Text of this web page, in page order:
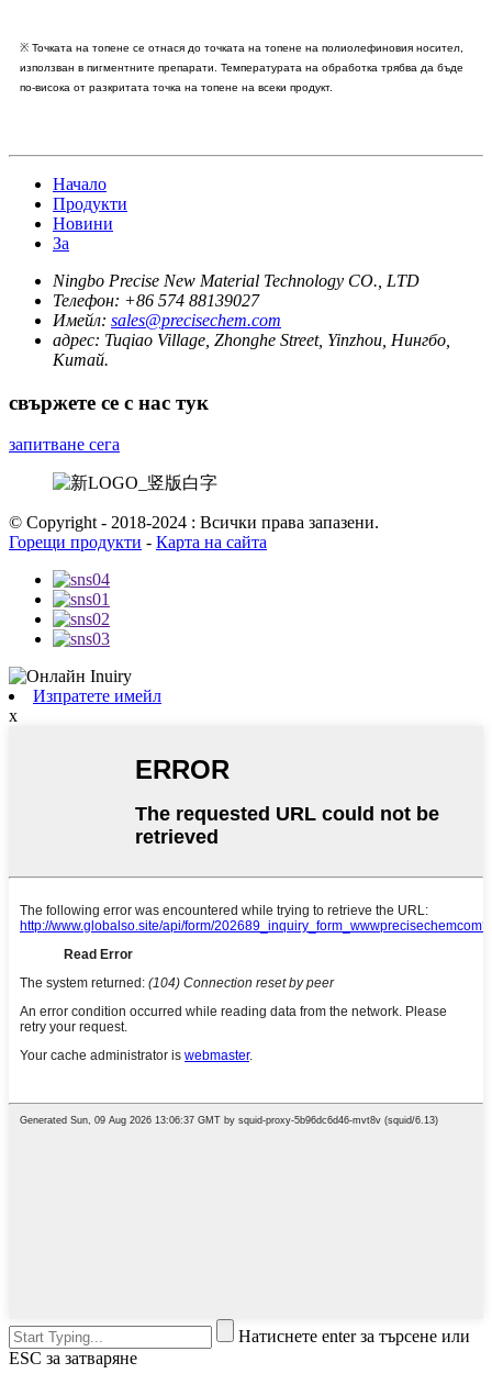
※ Точката на топене се отнася до точката на топене на полиолефиновия носител,
използван в пигментните препарати. Температурата на обработка трябва да бъде
по-висока от разкритата точка на топене на всеки продукт.
Начало
Продукти
Новини
За
Ningbo Precise New Material Technology CO., LTD
Телефон: +86 574 88139027
Имейл: sales@precisechem.com
адрес: Tuqiao Village, Zhonghe Street, Yinzhou, Нингбо,
Китай.
свържете се с нас тук
запитване сега
© Copyright - 2018-2024 : Всички права запазени.
Горещи продукти - Карта на сайта
Изпратете имейл
x
Натиснете enter за търсене или
ESC за затваряне